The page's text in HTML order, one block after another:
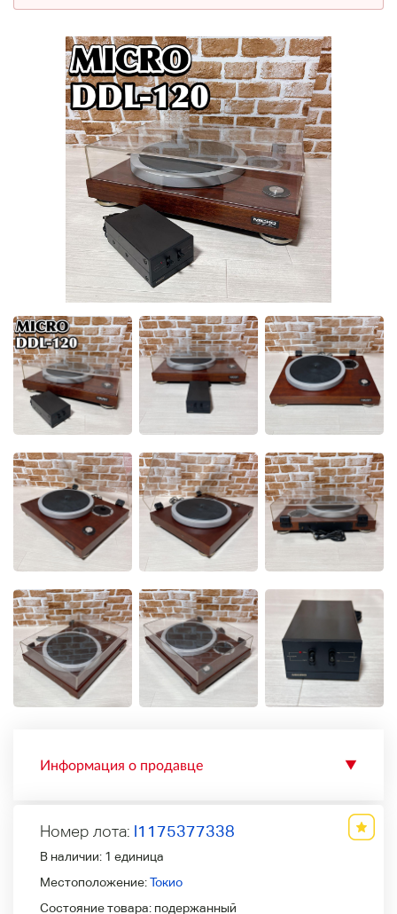
Информация о продавце ▼
Номер лота: l1175377338
В наличии: 1 единица
Местоположение:Токио
Состояние товара: подержанный